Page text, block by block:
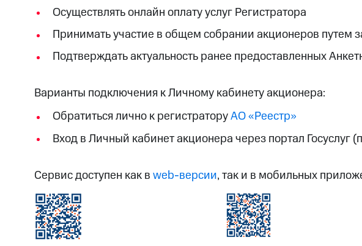
Осуществлять онлайн оплату услуг Регистратора
Принимать участие в общем собрании акционеров путем
Подтверждать актуальность ранее предоставленных
Варианты подключения к Личному кабинету акционера:
Обратиться лично к регистраторуАО «Реестр»
Вход в Личный кабинет акционера через портал
Сервис доступен как вweb-версии, так и в мобильных